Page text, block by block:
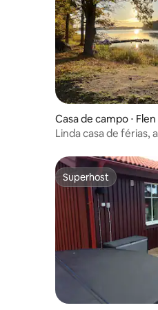
Casa de campo ⋅ Flen
Linda casa de férias,
Superhost
Superhost